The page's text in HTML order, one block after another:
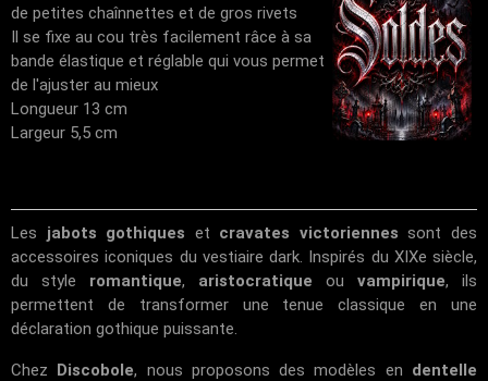
de petites chaînnettes et de gros rivets
Il se fixe au cou très facilement râce à sa
bande élastique et réglable qui vous permet
de l'ajuster au mieux
Longueur 13 cm
Largeur 5,5 cm
Les jabots gothiques et cravates victoriennes sont des
accessoires iconiques du vestiaire dark. Inspirés du XIXe siècle,
du style romantique, aristocratique ou vampirique, ils
permettent de transformer une tenue classique en une
déclaration gothique puissante.
Chez Discobole, nous proposons des modèles en dentelle